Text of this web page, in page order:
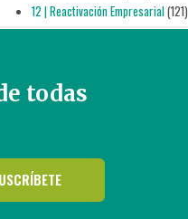
12 | Reactivación Empresarial(121)
todas